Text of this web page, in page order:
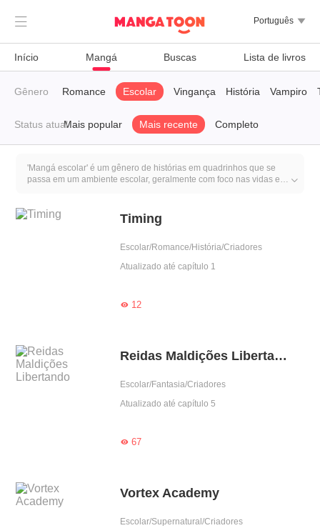
 Português 
Início Mangá Buscas Lista de livros
Gênero
Tudo Yaoi Romance Escolar Vingança História Vampiro
Status atualMais popular Mais recente Completo
'Mangá escolar' é um gênero de histórias em quadrinhos que se
passa em um ambiente escolar, geralmente com foco nas vidas e
escolar, como amizade, romance, competição, desafios acadêmicos
e crescimento pessoal. Esse gênero é popular entre leitores mais
que enfrentam os altos e baixos típicos da vida escolar.

Timing
Escolar/Romance/História/Criadores
Atualizado até capítulo 1
12
Reidas Maldições Libertando
Escolar/Fantasia/Criadores
Atualizado até capítulo 5
67
Vortex Academy
Escolar/Supernatural/Criadores